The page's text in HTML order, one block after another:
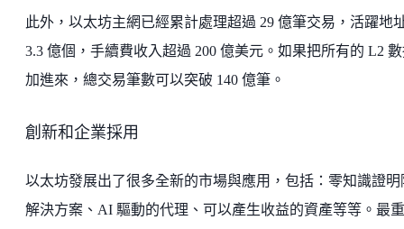
此外，以太坊主網已經累計處理超過 29 億筆交易，活躍地
3.3 億個，手續費收入超過 200 億美元。如果把所有的 L2
加進來，總交易筆數可以突破 140 億筆。
創新和企業採用
以太坊發展出了很多全新的市場與應用，包括：零知識證明
解決方案、AI 驅動的代理、可以產生收益的資產等等。最